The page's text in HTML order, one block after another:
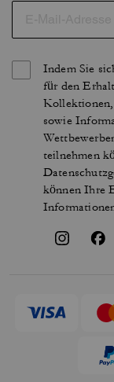
Indem Sie
für den
sowie
teilnehmen
können Ihre